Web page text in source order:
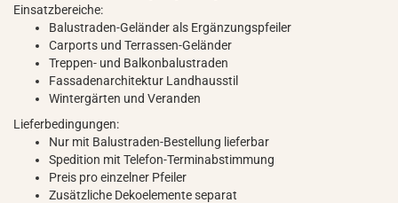
Einsatzbereiche:
Balustraden-Geländer als Ergänzungspfeiler
Carports und Terrassen-Geländer
Treppen- und Balkonbalustraden
Fassadenarchitektur Landhausstil
Wintergärten und Veranden
Lieferbedingungen:
Nur mit Balustraden-Bestellung lieferbar
Spedition mit Telefon-Terminabstimmung
Preis pro einzelner Pfeiler
Zusätzliche Dekoelemente separat